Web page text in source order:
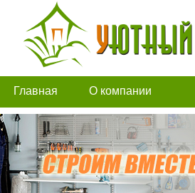
Главная О компании